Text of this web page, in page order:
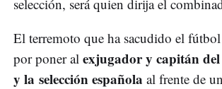
selección, será quien dirija el
El terremoto que ha sacudido el fútbol
por poner al exjugador y capitán
y la selección española al frente de